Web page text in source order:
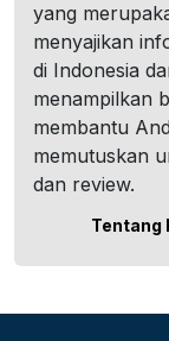
yang
menyajikan
di Indonesia
menampilkan
membantu
memutuskan
dan review.
Tentang